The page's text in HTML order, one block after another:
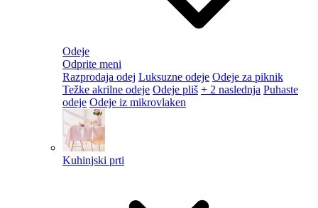
Odeje
Odprite meni
Razprodaja odej Luksuzne odeje Odeje za piknik
Težke akrilne odeje Odeje pliš + 2 naslednja Puhaste
odeje Odeje iz mikrovlaken
Kuhinjski prti